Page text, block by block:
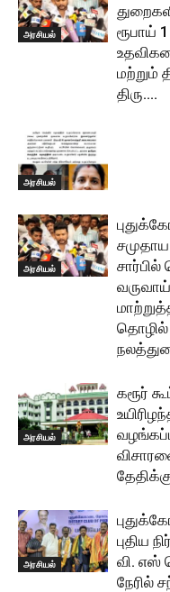
அரசியல்
ரூபாய்
மற்றும்
திரு....
அரசியல்
அரசியல்
தொழில்
அரசியல்
கரூர்
அரசியல்
புதிய
வி. எஸ்
நேரில்